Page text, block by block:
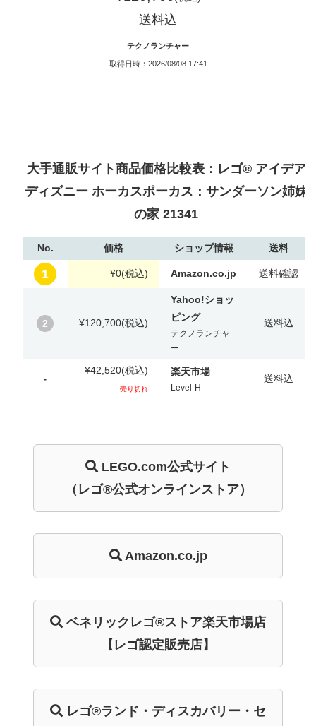
送料込
テクノランチャー
取得日時：2026/08/08 17:41
大手通販サイト商品価格比較表：レゴ® アイデア
ディズニー ホーカスポーカス：サンダーソン姉妹
の家 21341
No. 価格 ショップ情報 送料
1 ¥0(税込) Amazon.co.jp 送料確認
2 ¥120,700(税込)
Yahoo!ショッ
ピング
テクノランチャ
ー
送料込
-
¥42,520(税込)
売り切れ
楽天市場
Level-H
送料込
LEGO.com公式サイト
（レゴ®公式オンラインストア）
Amazon.co.jp
ベネリック レゴ®ストア楽天市場店
【レゴ認定販売店】
レゴ®ランド・ ディスカバリー・ セ